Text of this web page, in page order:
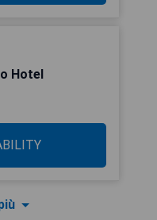
Hotel